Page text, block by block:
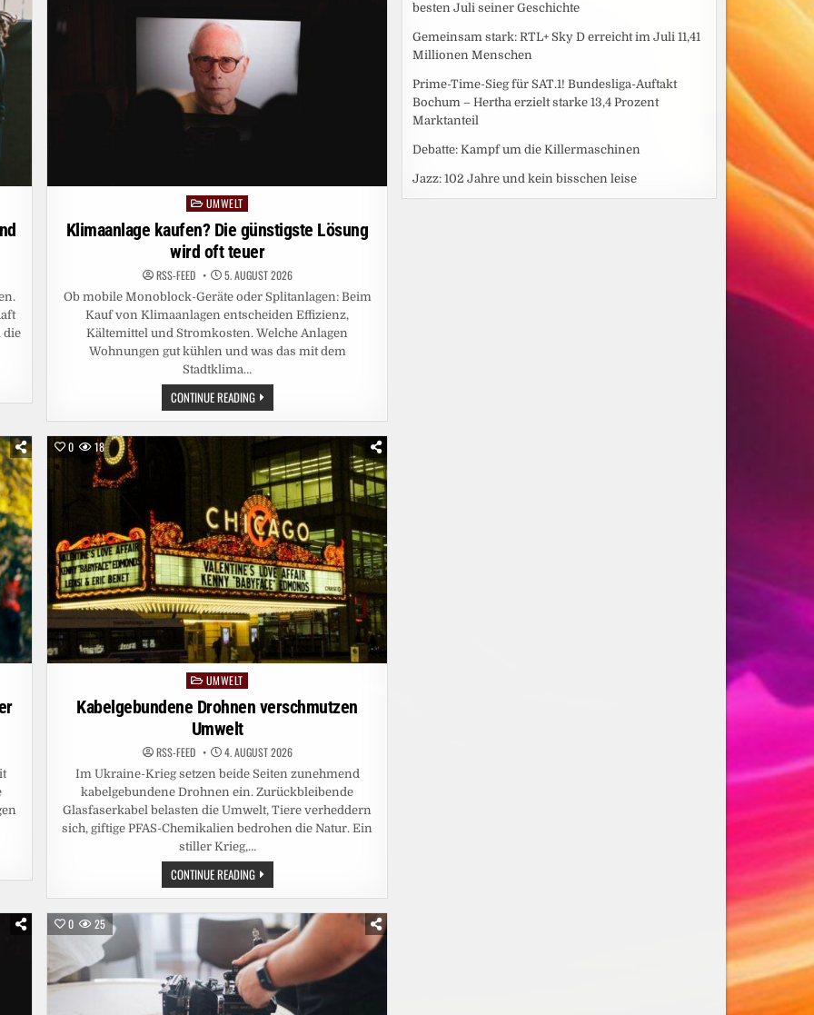
die
PostedUMWELT
Klimaanlage kaufen? Die günstigste Lösung
wird oft teuer
RSS-FEED 5. AUGUST 2026
Ob mobile Monoblock-Geräte oder Splitanlagen: Beim
Kauf von Klimaanlagen entscheiden Effizienz,
Kältemittel und Stromkosten. Welche Anlagen
Wohnungen gut kühlen und was das mit dem
Stadtklima…
CONTINUE READINGKLIMAANLAGE
KAUFEN?
DIE
LÖSUNG
WIRD
OFT
TEUER
0 18
PostedUMWELT
Kabelgebundene Drohnen verschmutzen
Umwelt
RSS-FEED 4. AUGUST 2026
Im Ukraine-Krieg setzen beide Seiten zunehmend
kabelgebundene Drohnen ein. Zurückbleibende
Glasfaserkabel belasten die Umwelt, Tiere verheddern
sich, giftige PFAS-Chemikalien bedrohen die Natur. Ein
stiller Krieg,…
CONTINUE READINGKABELGEBUNDENE
DROHNEN
VERSCHMUTZEN
0 25
besten Juli seiner Geschichte
Gemeinsam stark: RTL+ Sky D erreicht im Juli 11,41
Millionen Menschen
Prime-Time-Sieg für SAT.1! Bundesliga-Auftakt
Bochum – Hertha erzielt starke 13,4 Prozent
Marktanteil
Debatte: Kampf um die Killermaschinen
Jazz: 102 Jahre und kein bisschen leise